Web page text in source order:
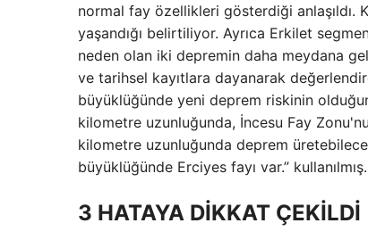
normal fay özellikleri gösterdiği
yaşandığı belirtiliyor. Ayrıca Erkilet
neden olan iki depremin daha meydana
ve tarihsel kayıtlara dayanarak
büyüklüğünde yeni deprem riskinin
kilometre uzunluğunda, İncesu Fay
kilometre uzunluğunda deprem
büyüklüğünde Erciyes fayı var.” kullanılmış.
3 HATAYA DİKKAT ÇEKİLDİ